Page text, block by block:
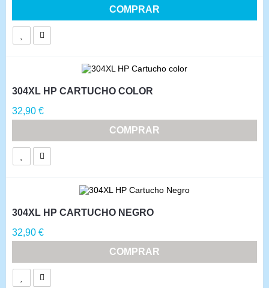
COMPRAR
304XL HP CARTUCHO COLOR
Precio
32,90 €
COMPRAR
304XL HP CARTUCHO NEGRO
Precio
32,90 €
COMPRAR